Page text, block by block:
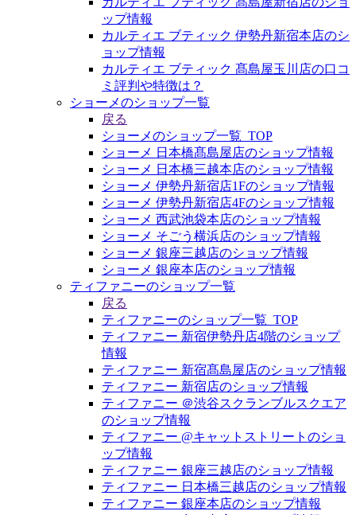
ップ情報
カルティエ ブティック 伊勢丹新宿本店のシ
ョップ情報
カルティエ ブティック 髙島屋玉川店の口コ
ミ評判や特徴は？
ショーメのショップ一覧
戻る
ショーメのショップ一覧_TOP
ショーメ 日本橋髙島屋店のショップ情報
ショーメ 日本橋三越本店のショップ情報
ショーメ 伊勢丹新宿店1Fのショップ情報
ショーメ 伊勢丹新宿店4Fのショップ情報
ショーメ 西武池袋本店のショップ情報
ショーメ そごう横浜店のショップ情報
ショーメ 銀座三越店のショップ情報
ショーメ 銀座本店のショップ情報
ティファニーのショップ一覧
戻る
ティファニーのショップ一覧_TOP
ティファニー 新宿伊勢丹店4階のショップ
情報
ティファニー 新宿髙島屋店のショップ情報
ティファニー 新宿店のショップ情報
ティファニー ＠渋谷スクランブルスクエア
のショップ情報
ティファニー @キャットストリートのショ
ップ情報
ティファニー 銀座三越店のショップ情報
ティファニー 日本橋三越店のショップ情報
ティファニー 銀座本店のショップ情報